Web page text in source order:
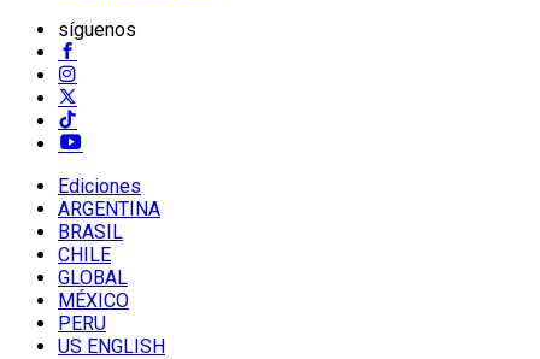
síguenos
Ediciones
ARGENTINA
BRASIL
CHILE
GLOBAL
MÉXICO
PERU
US ENGLISH